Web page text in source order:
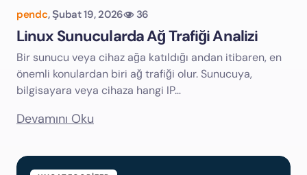
pendc, Şubat 19, 2026 36
Linux Sunucularda Ağ Trafiği Analizi
Bir sunucu veya cihaz ağa katıldığı andan itibaren, en
önemli konulardan biri ağ trafiği olur. Sunucuya,
bilgisayara veya cihaza hangi IP…
Devamını Oku